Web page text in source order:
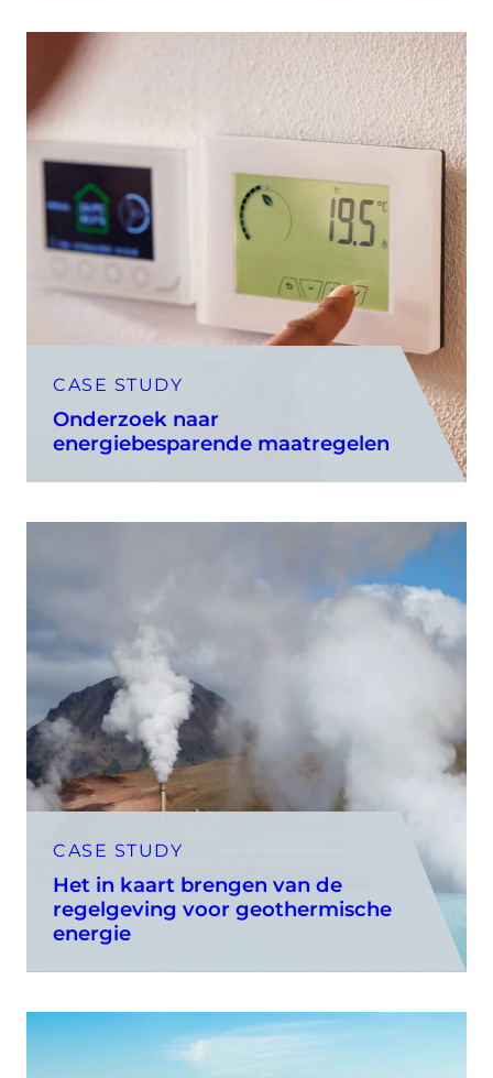
CASE STUDY
Onderzoek naar
energiebesparende maatregelen
CASE STUDY
Het in kaart brengen van de
regelgeving voor geothermische
energie